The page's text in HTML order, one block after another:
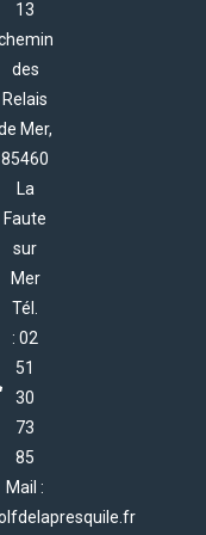
13
des
Relais
Mer,
85460
La
Faute
sur
Mer
Tél.
: 02
51
30
73
85
Mail :